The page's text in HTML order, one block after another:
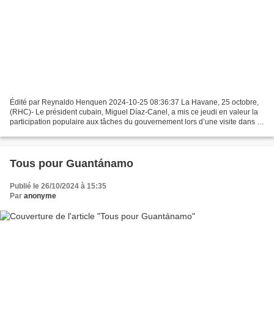
Édité par Reynaldo Henquen 2024-10-25 08:36:37 La Havane, 25 octobre,
(RHC)- Le président cubain, Miguel Díaz-Canel, a mis ce jeudi en valeur la
participation populaire aux tâches du gouvernement lors d’une visite dans la
Tous pour Guantánamo
Publié le 26/10/2024 à 15:35
Par anonyme